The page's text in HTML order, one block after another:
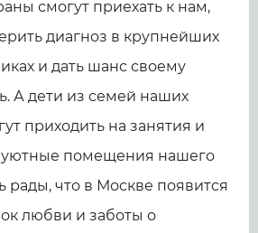
смогут приехать к нам,
диагноз в крупнейших
и дать шанс своему
А дети из семей наших
приходить на занятия и
уютные помещения нашего
рады, что в Москве появится
любви и заботы о